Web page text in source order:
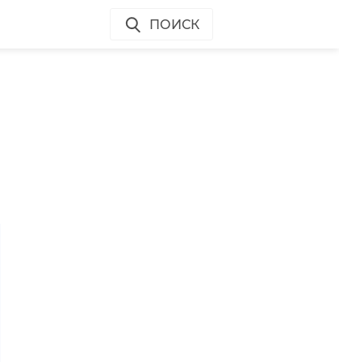
ПОИСК